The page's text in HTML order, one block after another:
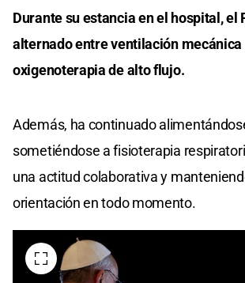
Durante su estancia en el hospital, el
alternado entre ventilación mecánica
oxigenoterapia de alto flujo.
Además, ha continuado
sometiéndose a fisioterapia
una actitud colaborativa y
orientación en todo momento. ​